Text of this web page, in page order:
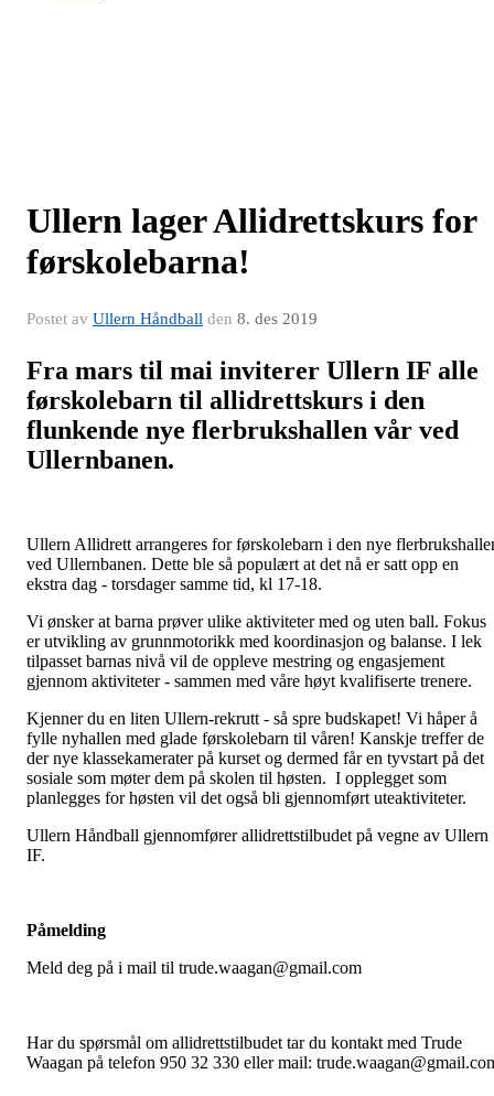
Ullern lager Allidrettskurs for
førskolebarna!
Postet av Ullern Håndball den 8. des 2019
Fra mars til mai inviterer Ullern IF alle
førskolebarn til allidrettskurs i den
flunkende nye flerbrukshallen vår ved
Ullernbanen.
Ullern Allidrett arrangeres for førskolebarn i den nye
ved Ullernbanen. Dette ble så populært at det nå er satt opp en
ekstra dag - torsdager samme tid, kl 17-18.
Vi ønsker at barna prøver ulike aktiviteter med og uten ball. Fokus
er utvikling av grunnmotorikk med koordinasjon og balanse. I lek
tilpasset barnas nivå vil de oppleve mestring og engasjement
gjennom aktiviteter - sammen med våre høyt kvalifiserte trenere.
Kjenner du en liten Ullern-rekrutt - så spre budskapet! Vi håper å
fylle nyhallen med glade førskolebarn til våren! Kanskje treffer de
der nye klassekamerater på kurset og dermed får en tyvstart på det
sosiale som møter dem på skolen til høsten. I opplegget som
planlegges for høsten vil det også bli gjennomført uteaktiviteter.
Ullern Håndball gjennomfører allidrettstilbudet på vegne av Ullern
IF.
Påmelding
Meld deg på i mail til trude.waagan@gmail.com
Har du spørsmål om allidrettstilbudet tar du kontakt med Trude
Waagan på telefon 950 32 330 eller mail: